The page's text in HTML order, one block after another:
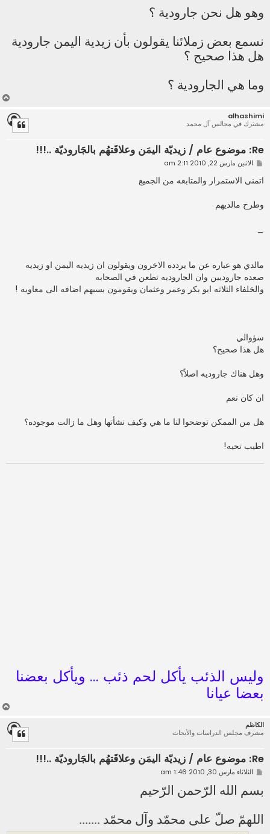
وهو هل نحن جارودية ؟
نسمع بعض زملائنا يقولون بأن زيدية اليمن جارودية
هل هذا صحيح ؟
وما هي الجارودية ؟
alhashimi
مشترك في مجالس آل محمد
Re: موضوع عام / زيديّة اليمَن وعلاقَتهُم بالجَاروديّة ..!!!
م
ر
ة
الاثنين مارس 22, 2010 2:11 am
اتمنى الاستمرار والمتابعه من الجميع
وطرح مالديهم
مالدي هو عباره عن ما يردده الاخرون ويقولون ان زيديه اليمن او زيديه
صعده جاروديين وان الجاروديه تطعن في الصحابه
والخلفاء الثلاثه ابو بكر وعمر وعثمان ويقومون بسبهم اضافه الى معاويه !
سؤوالي
هل هذا صحيح؟
وهل هناك جاروديه اصلاً؟
ان كان نعم
هل من الممكن توضحوا لنا ما هي وكيف نشأتها وهل ما زالت موجوده؟
اطيب تحيه!
وليس الذئب يأكل لحم ذئب ... ويأكل بعضنا
بعضا عيانا
الكاظم
مشرف مجلس الدراسات والأبحاث
Re: موضوع عام / زيديّة اليمَن وعلاقَتهُم بالجَاروديّة ..!!!
م
ر
الثلاثاء مارس 30, 2010 1:46 am
بسم الله الرّحمن الرّحيم
اللهمّ صلّ على محمّد وآل محمّد .......